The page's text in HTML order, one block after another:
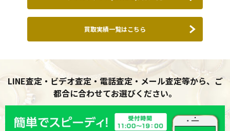
買取実績一覧はこちら
LINE査定・ビデオ査定・電話査定・メール査定等から、ご
都合に合わせてお選びください。